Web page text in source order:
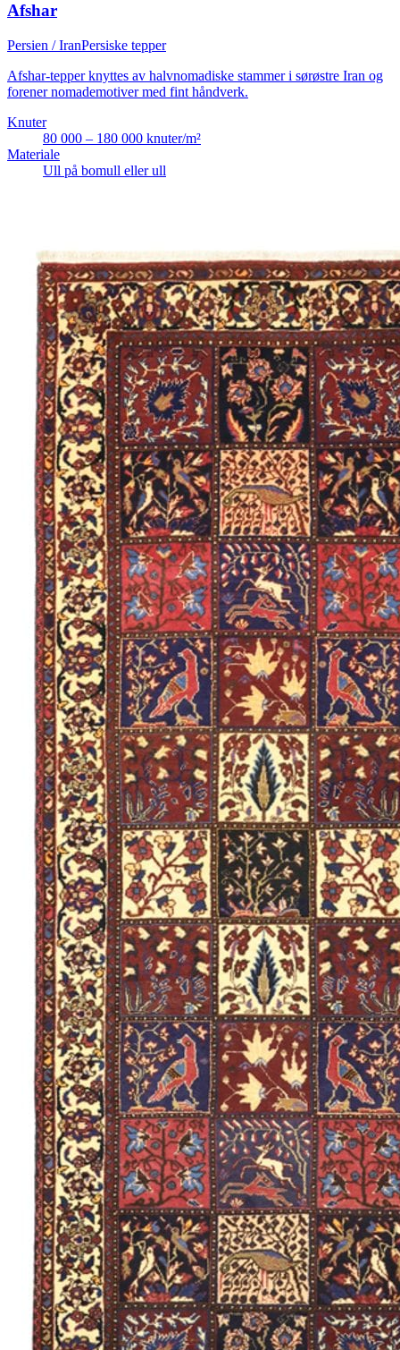
Afshar
Persien / IranPersiske tepper
Afshar-tepper knyttes av halvnomadiske stammer i sørøstre Iran og
forener nomademotiver med fint håndverk.
Knuter
80 000 – 180 000 knuter/m²
Materiale
Ull på bomull eller ull